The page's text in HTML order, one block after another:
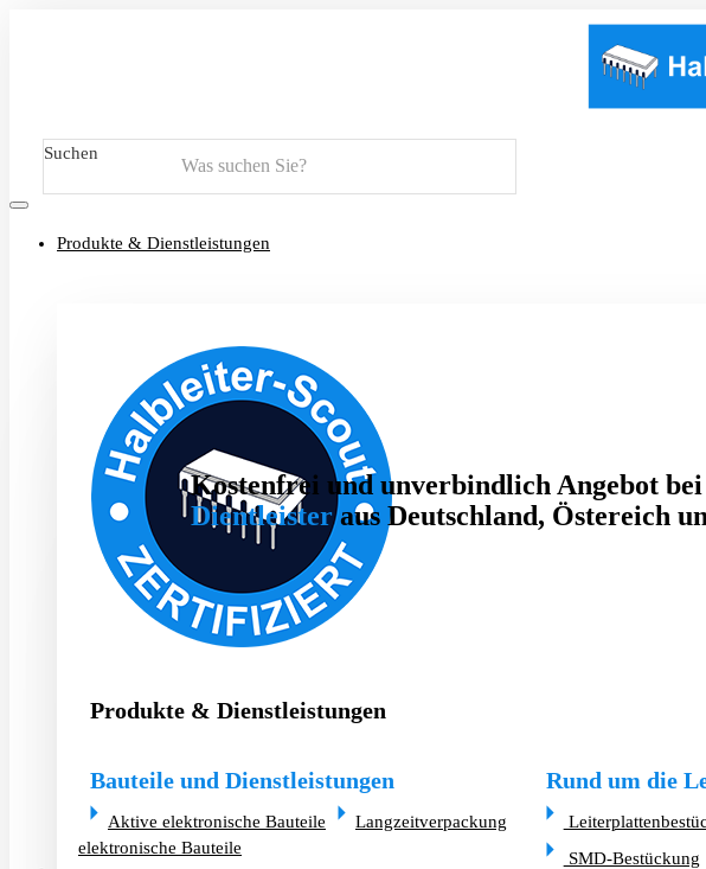
Suchen
Produkte & Dienstleistungen
Kostenfrei und unverbindlich Angebot
Dientleisteraus Deutschland, Östereich
Produkte & Dienstleistungen
Bauteile und Dienstleistungen
Aktive elektronische Bauteile
Langzeitverpackung
elektronische Bauteile
Rund um die
SMD-Bestückung